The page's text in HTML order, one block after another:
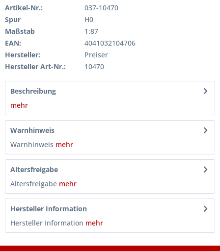
Artikel-Nr.:
037-10470
Spur
H0
Maßstab
1:87
EAN:
4041032104706
Hersteller:
Preiser
Hersteller Art-Nr.:
10470
Beschreibung
mehr
Warnhinweis
Warnhinweis mehr
Altersfreigabe
Altersfreigabe mehr
Hersteller Information
Hersteller Information mehr